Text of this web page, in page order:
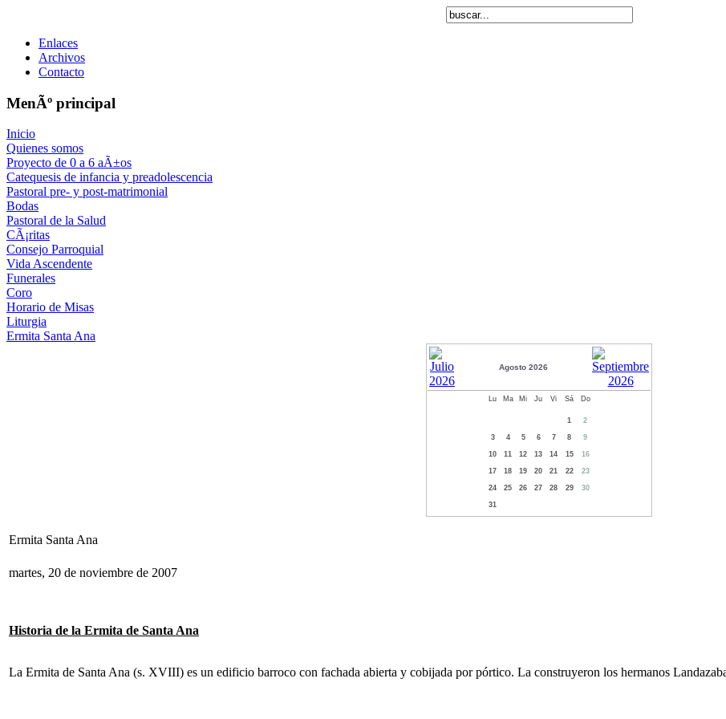
Enlaces
Archivos
Contacto
MenÃº principal
Inicio
Quienes somos
Proyecto de 0 a 6 aÃ±os
Catequesis de infancia y preadolescencia
Pastoral pre- y post-matrimonial
Bodas
Pastoral de la Salud
CÃ¡ritas
Consejo Parroquial
Vida Ascendente
Funerales
Coro
Horario de Misas
Liturgia
Ermita Santa Ana
Agosto 2026
Lu Ma Mi Ju Vi Sá Do
1 2
3 4 5 6 7 8 9
10 11 12 13 14 15 16
17 18 19 20 21 22 23
24 25 26 27 28 29 30
31
Ermita Santa Ana
martes, 20 de noviembre de 2007
Historia de la Ermita de Santa Ana
La Ermita de Santa Ana (s. XVIII) es un edificio barroco con fachada abierta y cobijada por pórtico. La construyeron los hermanos